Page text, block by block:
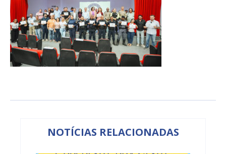
NOTÍCIAS RELACIONADAS